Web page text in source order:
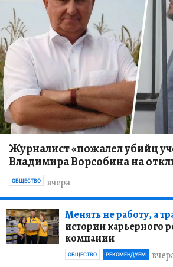
Журналист «пожалел убийц
Владимира Ворсобина на
вчера
ОБЩЕСТВО
Менять не работу, а
истории карьерного
компании
ОБЩЕСТВО РЕКОМЕНДУЕМ